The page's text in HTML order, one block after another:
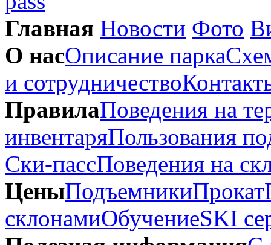
Главная Новости Фото
О насОписание парка
и сотрудничество
ПравилаПоведения на
инвентаряПользования
Ски-пассПоведения на
ЦеныПодъемникиПрокат
склонамиОбучениеSKI